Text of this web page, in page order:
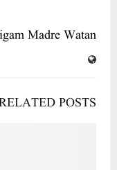
Madre Watan
POSTS